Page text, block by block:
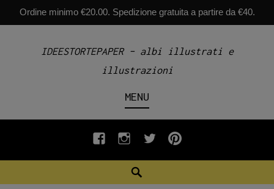
Ordine minimo €20.00. Spedizione gratuita a partire da €40.
IDEESTORTEPAPER – albi illustrati e
illustrazioni
MENU
fb INSTAGRAM
twiterpinterest